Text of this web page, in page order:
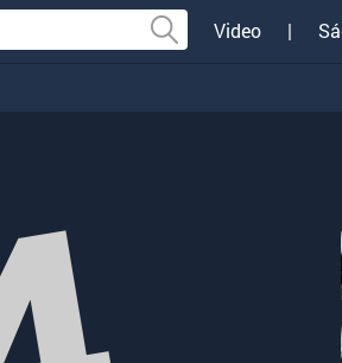
Video |